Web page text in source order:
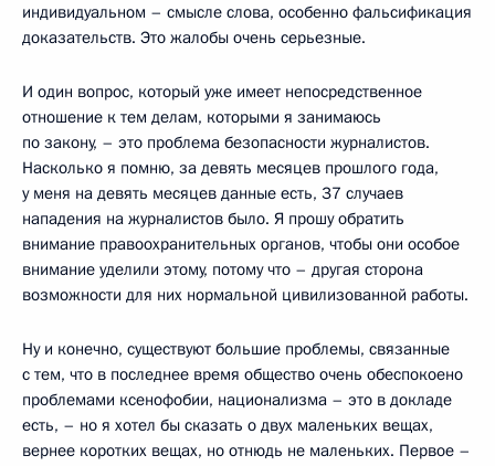
индивидуальном – смысле слова, особенно фальсификация
доказательств. Это жалобы очень серьезные.
И один вопрос, который уже имеет непосредственное
отношение к тем делам, которыми я занимаюсь
по закону, – это проблема безопасности журналистов.
Насколько я помню, за девять месяцев прошлого года,
у меня на девять месяцев данные есть, 37 случаев
нападения на журналистов было. Я прошу обратить
внимание правоохранительных органов, чтобы они особое
внимание уделили этому, потому что – другая сторона
возможности для них нормальной цивилизованной работы.
Ну и конечно, существуют большие проблемы, связанные
с тем, что в последнее время общество очень обеспокоено
проблемами ксенофобии, национализма – это в докладе
есть, – но я хотел бы сказать о двух маленьких вещах,
вернее коротких вещах, но отнюдь не маленьких. Первое –